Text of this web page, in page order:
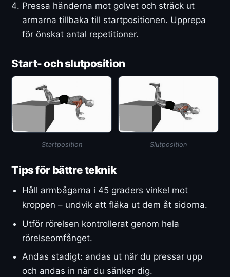
Pressa händerna mot golvet och sträck ut
armarna tillbaka till startpositionen. Upprepa
för önskat antal repetitioner.
Start- och slutposition
Startposition Slutposition
Tips för bättre teknik
Håll armbågarna i 45 graders vinkel mot
kroppen – undvik att fläka ut dem åt sidorna.
Utför rörelsen kontrollerat genom hela
rörelseomfånget.
Andas stadigt: andas ut när du pressar upp
och andas in när du sänker dig.